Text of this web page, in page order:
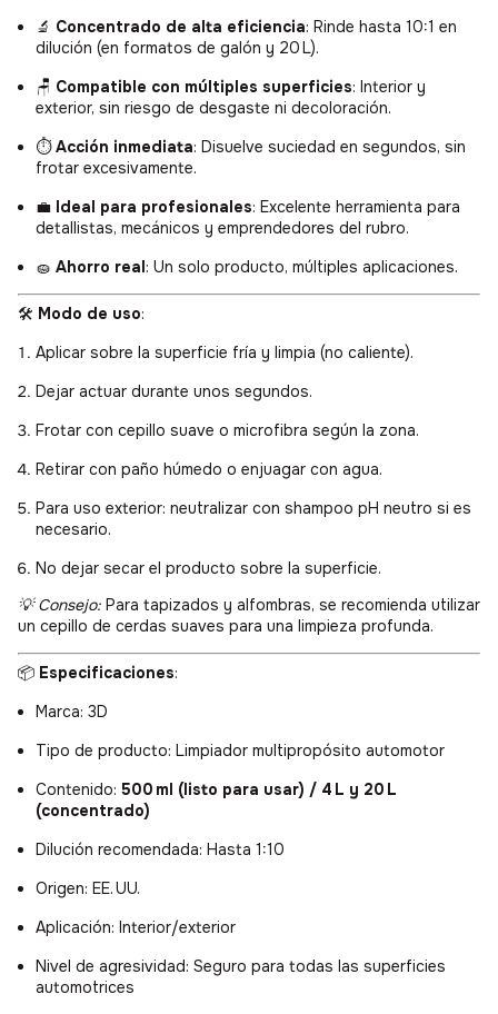
🔬 Concentrado de alta eficiencia: Rinde hasta 10:1 en
dilución (en formatos de galón y 20 L).
🪑 Compatible con múltiples superficies: Interior y
exterior, sin riesgo de desgaste ni decoloración.
⏱️Acción inmediata: Disuelve suciedad en segundos, sin
frotar excesivamente.
💼 Ideal para profesionales: Excelente herramienta para
detallistas, mecánicos y emprendedores del rubro.
🧽 Ahorro real: Un solo producto, múltiples aplicaciones.
🛠️ Modo de uso:
Aplicar sobre la superficie fría y limpia (no caliente).
Dejar actuar durante unos segundos.
Frotar con cepillo suave o microfibra según la zona.
Retirar con paño húmedo o enjuagar con agua.
Para uso exterior: neutralizar con shampoo pH neutro si es
necesario.
No dejar secar el producto sobre la superficie.
💡 Consejo: Para tapizados y alfombras, se recomienda utilizar
un cepillo de cerdas suaves para una limpieza profunda.
📦 Especificaciones:
Marca: 3D
Tipo de producto: Limpiador multipropósito automotor
Contenido: 500 ml (listo para usar) / 4 L y 20 L
(concentrado)
Dilución recomendada: Hasta 1:10
Origen: EE. UU.
Aplicación: Interior/exterior
Nivel de agresividad: Seguro para todas las superficies
automotrices